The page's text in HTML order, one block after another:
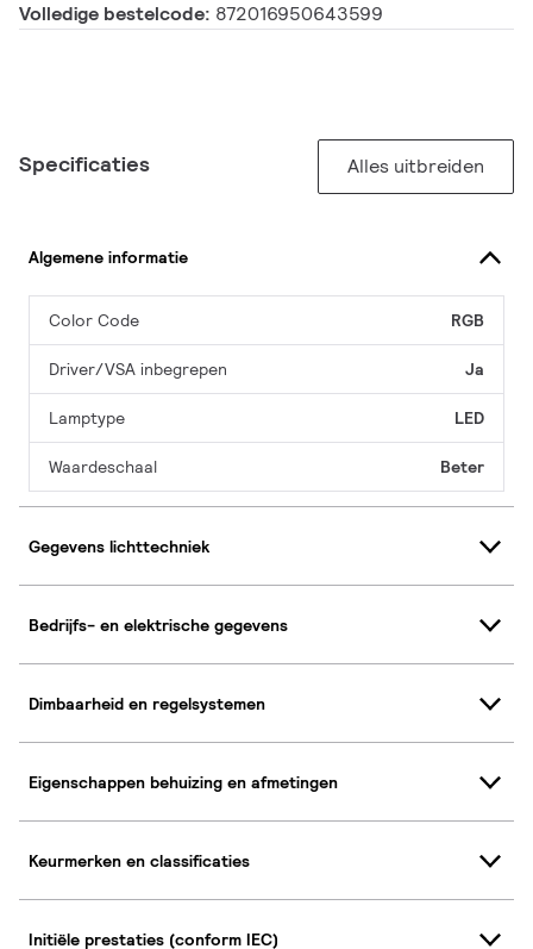
Volledige bestelcode: 872016950643599
Specificaties Alles uitbreiden
Algemene informatie
Color Code RGB
Driver/VSA inbegrepen Ja
Lamptype LED
Waardeschaal Beter
Gegevens lichttechniek
Bedrijfs- en elektrische gegevens
Dimbaarheid en regelsystemen
Eigenschappen behuizing en afmetingen
Keurmerken en classificaties
Initiële prestaties (conform IEC)